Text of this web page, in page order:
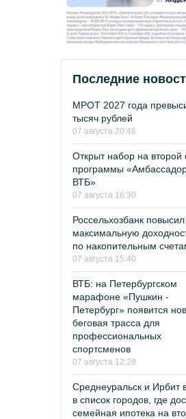
Последние
МРОТ 2027 года
тысяч рублей
07 августа 20:46
Открыт набор на второй
программы
ВТБ»
07 августа 16:30
Россельхозбанк повысил
максимальную
по накопительным
07 августа 15:40
ВТБ: на Петербургском
марафоне «Пушкин -
Петербург» появится
беговая трасса для
профессиональных
спортсменов
07 августа 12:28
Среднеуральск и Ирбит
в список городов, где
семейная ипотека на